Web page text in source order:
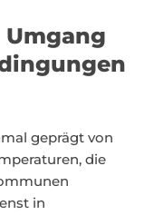
Umgang
geprägt von
die
in